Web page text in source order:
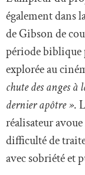
également dans
de Gibson de
période biblique
explorée au
chute des anges à
dernier apôtre ».
réalisateur avoue
difficulté de
avec sobriété et